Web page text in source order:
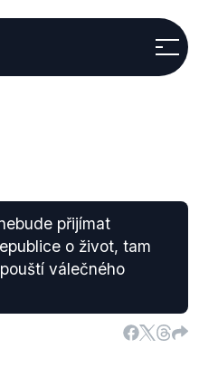
přijímat
o život, tam
válečného